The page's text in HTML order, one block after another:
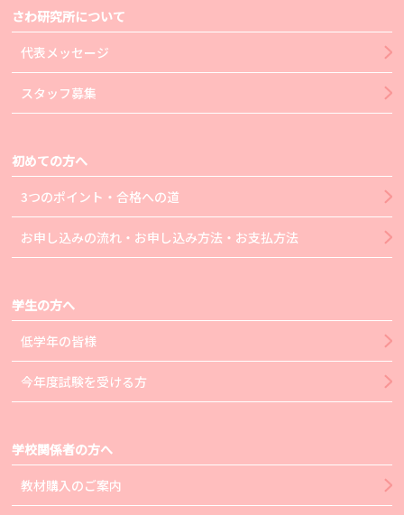
さわ研究所について
代表メッセージ
スタッフ募集
初めての方へ
3つのポイント・合格への道
お申し込みの流れ・お申し込み方法・お支払方法
学生の方へ
低学年の皆様
今年度試験を受ける方
学校関係者の方へ
教材購入のご案内